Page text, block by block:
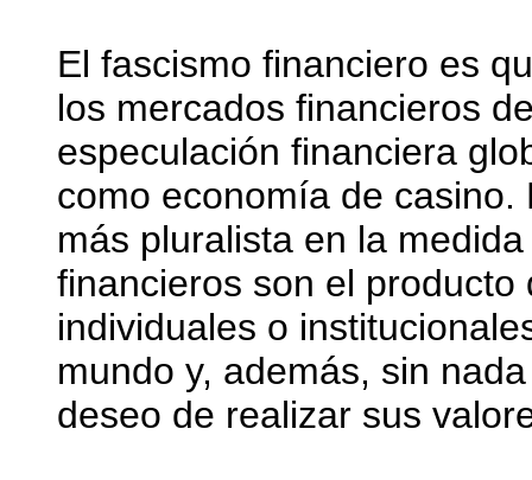
El fascismo financiero es
los mercados financieros
especulación financiera
como economía de
más pluralista en la
financieros son el
individuales o
mundo y, además, sin
deseo de realizar sus